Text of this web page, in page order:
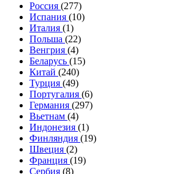
Россия (277)
Испания (10)
Италия (1)
Польша (22)
Венгрия (4)
Беларусь (15)
Китай (240)
Турция (49)
Португалия (6)
Германия (297)
Вьетнам (4)
Индонезия (1)
Финляндия (19)
Швеция (2)
Франция (19)
Сербия (8)